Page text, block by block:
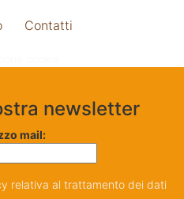
Contatti
newsletter
mail:
relativa al trattamento dei dati